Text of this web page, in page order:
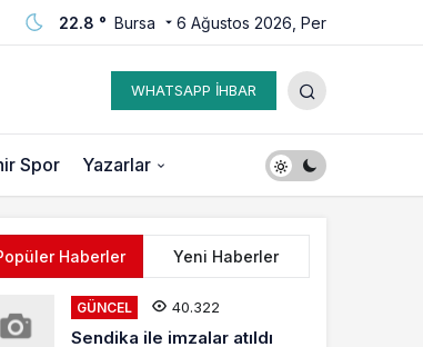
22.8 ° Bursa 6 Ağustos 2026, Per
WHATSAPP İHBAR
Spor Yazarlar
Haberler Yeni Haberler
GÜNCEL 40.322
Sendika ile imzalar atıldı